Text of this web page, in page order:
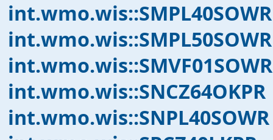
int.wmo.wis::SMPL40SOWR
int.wmo.wis::SMPL50SOWR
int.wmo.wis::SMVF01SOWR
int.wmo.wis::SNCZ64OKPR
int.wmo.wis::SNPL40SOWR